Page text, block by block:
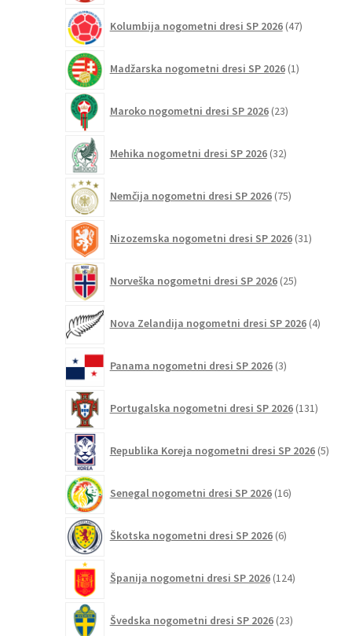
Kolumbija nogometni dresi SP 2026 47izdelkov
Madžarska nogometni dresi SP 2026 1izdelek
Maroko nogometni dresi SP 2026 23izdelkov
Mehika nogometni dresi SP 2026 32izdelkov
Nemčija nogometni dresi SP 2026 75izdelkov
Nizozemska nogometni dresi SP 2026 31izdelkov
Norveška nogometni dresi SP 2026 25izdelkov
Nova Zelandija nogometni dresi SP 2026 4izdelki
Panama nogometni dresi SP 2026 3izdelki
Portugalska nogometni dresi SP 2026 131
Republika Koreja nogometni dresi SP 2026 5
Senegal nogometni dresi SP 2026 16izdelkov
Škotska nogometni dresi SP 2026 6izdelkov
Španija nogometni dresi SP 2026 124izdelkov
Švedska nogometni dresi SP 2026 23izdelkov